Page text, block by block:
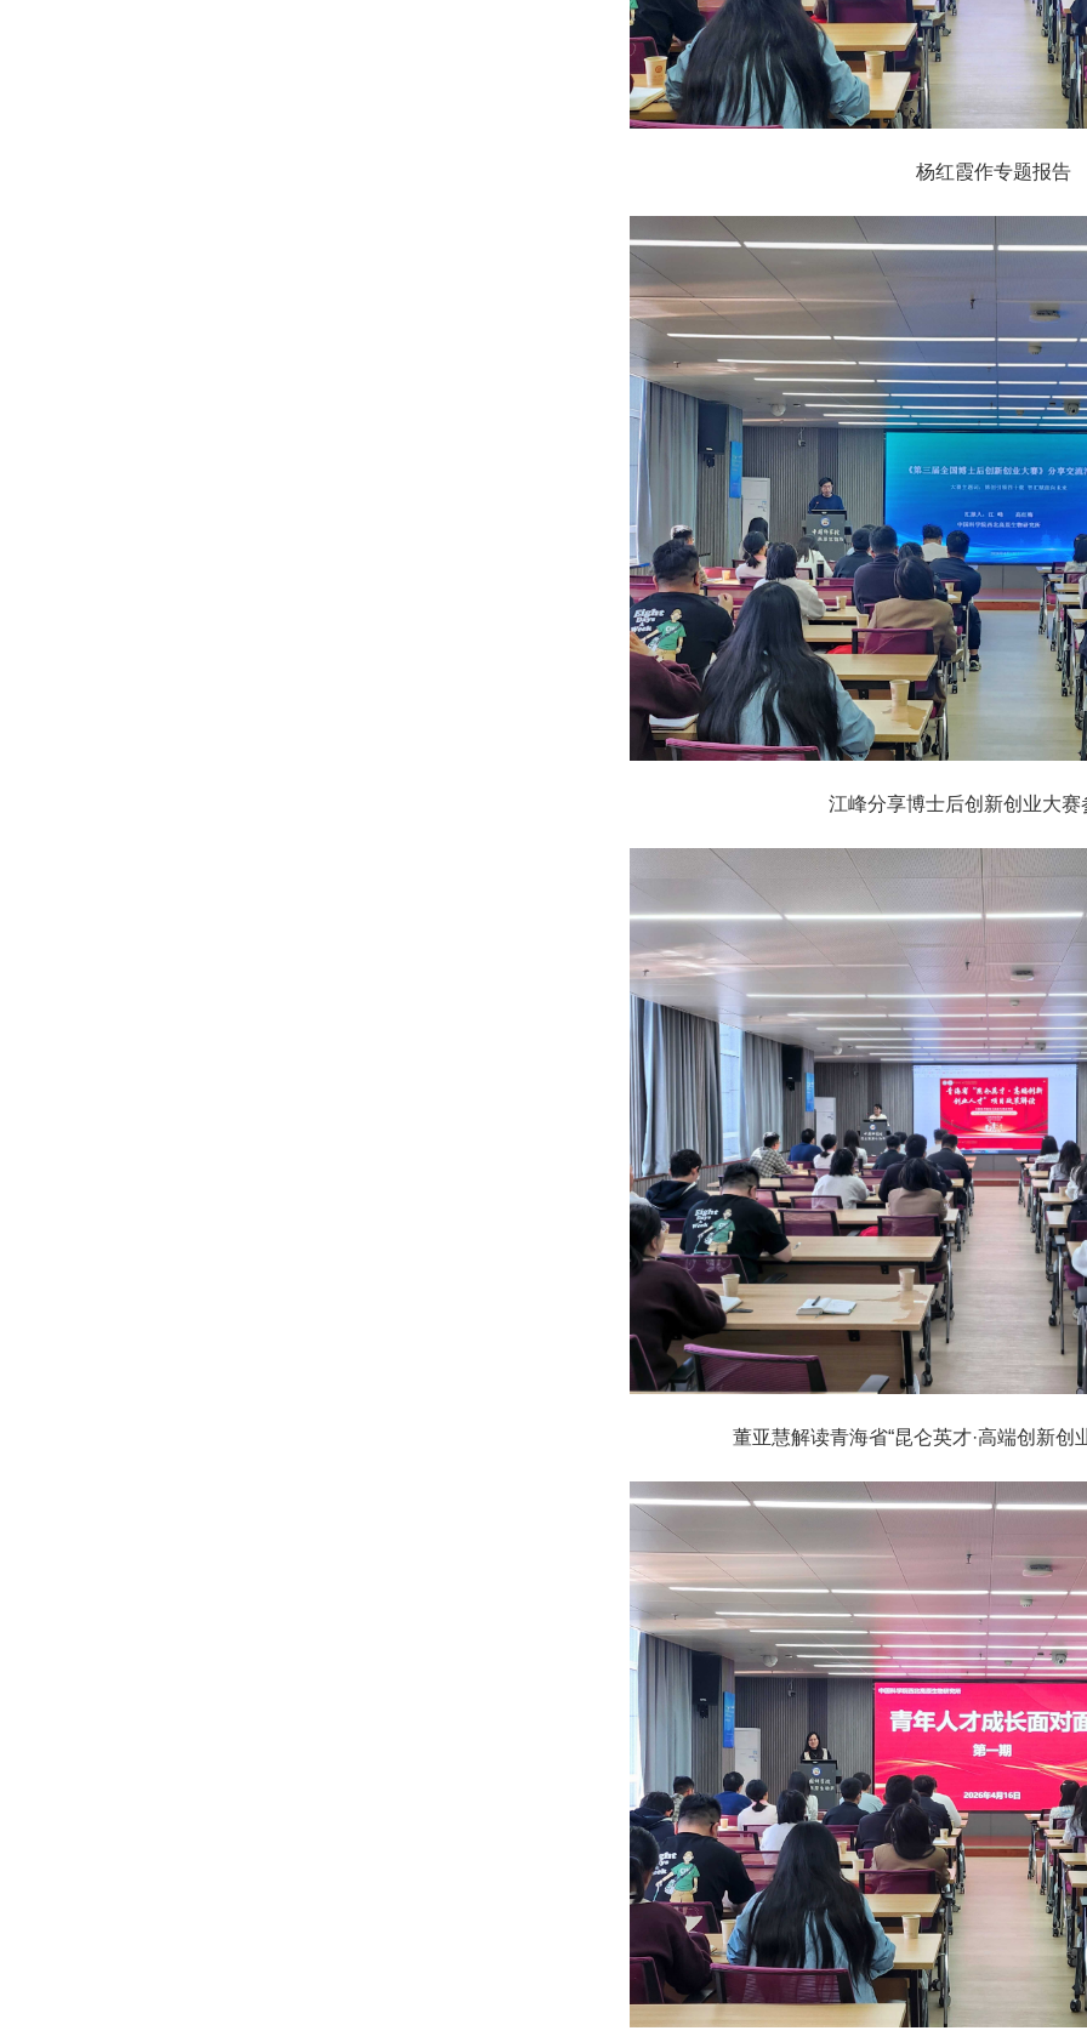
杨红霞作专题报告
江峰分享博士后创新创业大赛
董亚慧解读青海省“昆仑英才·高端创新创